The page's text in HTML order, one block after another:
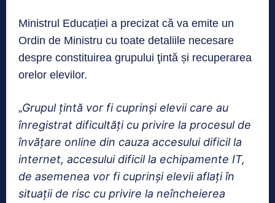
Ministrul Educației a precizat că va emite un
Ordin de Ministru cu toate detaliile necesare
despre constituirea grupului ţintă și recuperarea
orelor elevilor.
„Grupul ţintă vor fi cuprinşi elevii care au
înregistrat dificultăţi cu privire la procesul de
învăţare online din cauza accesului dificil la
internet, accesului dificil la echipamente IT,
de asemenea vor fi cuprinşi elevii aflaţi în
situaţii de risc cu privire la neîncheierea